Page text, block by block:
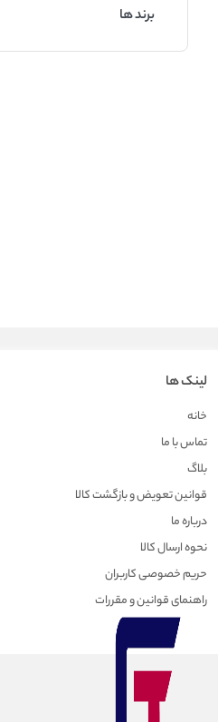
برند ها
لینک ها
خانه
تماس با ما
بلاگ
قوانین تعویض و بازگشت کالا
درباره ما
نحوه ارسال کالا
حریم خصوصی کاربران
راهنمای قوانین و مقررات